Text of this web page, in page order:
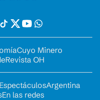
Cuyo Minero
Revista OH
EspectáculosArgentina
En las redes